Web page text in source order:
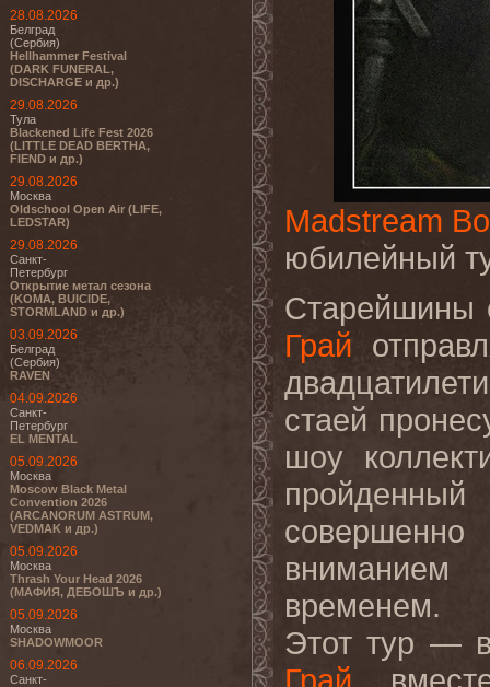
28.08.2026
Белград
(Сербия)
Hellhammer Festival
(DARK FUNERAL,
DISCHARGE и др.)
29.08.2026
Тула
Blackened Life Fest 2026
(LITTLE DEAD BERTHA,
FIEND и др.)
29.08.2026
Москва
Oldschool Open Air (LIFE,
LEDSTAR)
29.08.2026
Санкт-
Петербург
Открытие метал сезона
(KOMA, BUICIDE,
STORMLAND и др.)
03.09.2026
Белград
(Сербия)
RAVEN
04.09.2026
Санкт-
Петербург
EL MENTAL
05.09.2026
Москва
Moscow Black Metal
Convention 2026
(ARCANORUM ASTRUM,
VEDMAK и др.)
05.09.2026
Москва
Thrash Your Head 2026
(МАФИЯ, ДЕБОШЪ и др.)
05.09.2026
Москва
SHADOWMOOR
06.09.2026
Санкт-
Madstream
юбилейный
Старейшины
Грай
стаей
шоу
временем.
Этот тур —